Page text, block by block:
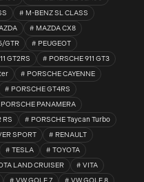
M-BENZ SL CLASS
MAZDA CX8
GTR
PEUGEOT
GT2RS
PORSCHE 911 GT3
PORSCHE CAYENNE
PORSCHE GT4RS
PORSCHE PANAMERA
RS
PORSCHE Taycan Turbo
SPORT
RENAULT
TESLA
TOYOTA
LAND CRUISER
VITA